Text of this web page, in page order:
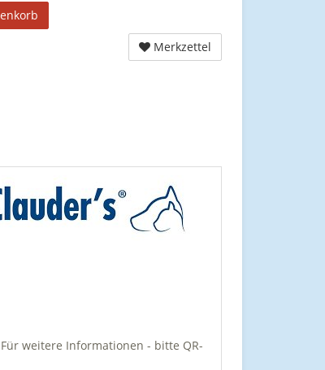
Merkzettel
weitere Informationen - bitte QR-